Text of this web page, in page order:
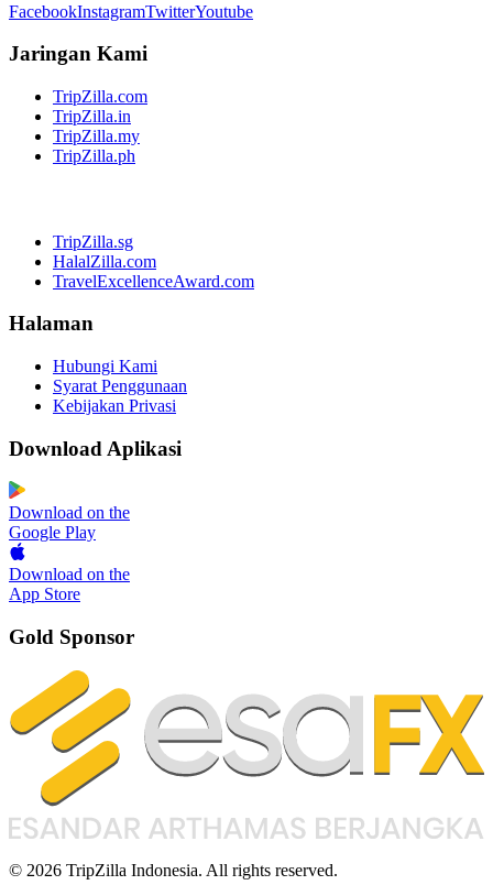
FacebookInstagramTwitterYoutube
Jaringan Kami
TripZilla.com
TripZilla.in
TripZilla.my
TripZilla.ph
TripZilla.sg
HalalZilla.com
TravelExcellenceAward.com
Halaman
Hubungi Kami
Syarat Penggunaan
Kebijakan Privasi
Download Aplikasi
Download on the
Google Play
Download on the
App Store
Gold Sponsor
© 2026 TripZilla Indonesia. All rights reserved.